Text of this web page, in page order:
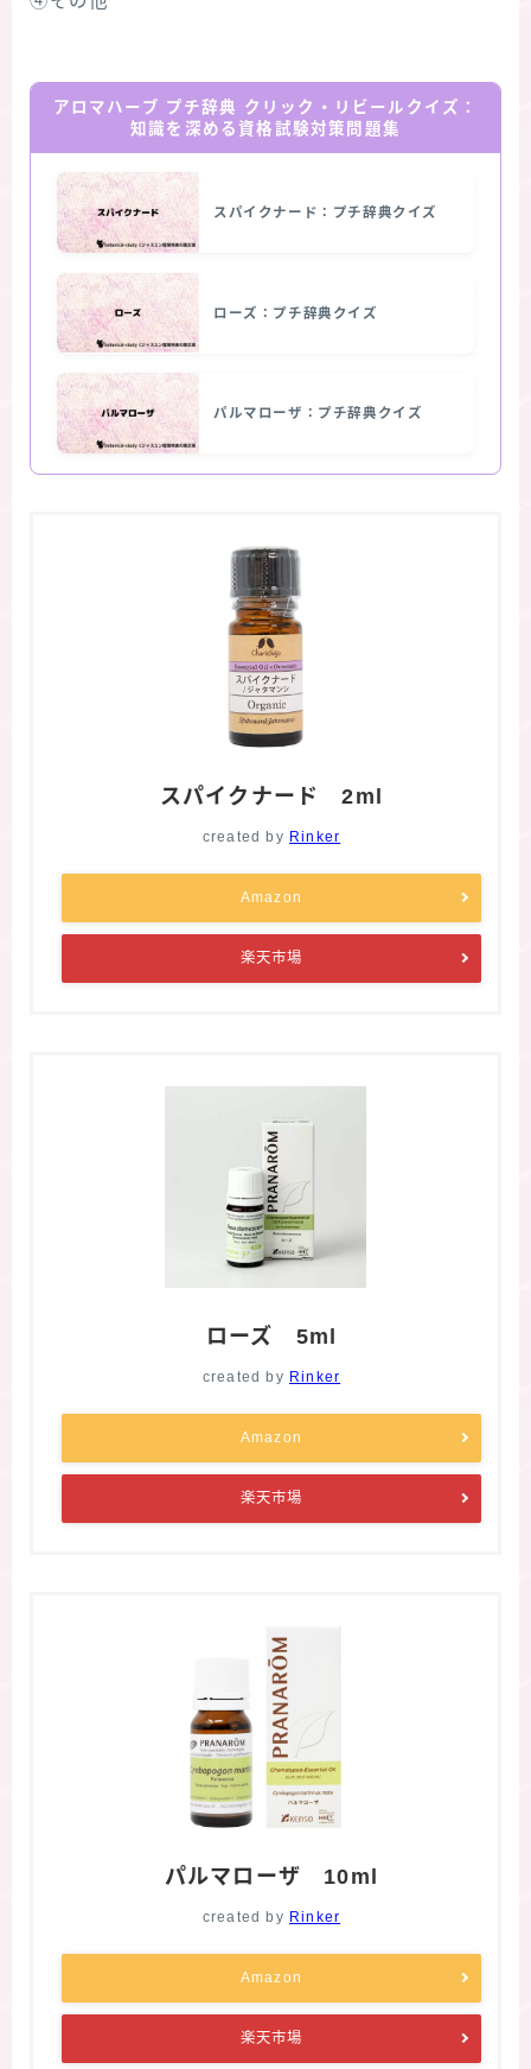
アロマハーブ プチ辞典 クリック・リビールクイズ：
知識を深める資格試験対策問題集
スパイクナード：プチ辞典クイズ
ローズ：プチ辞典クイズ
パルマローザ：プチ辞典クイズ
スパイクナード 2ml
created by Rinker
Amazon
楽天市場
ローズ 5ml
created by Rinker
Amazon
楽天市場
パルマローザ 10ml
created by Rinker
Amazon
楽天市場